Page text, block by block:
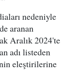
nedeniyle
aranan
Aralık 2024'te
adı listeden
eleştirilerine